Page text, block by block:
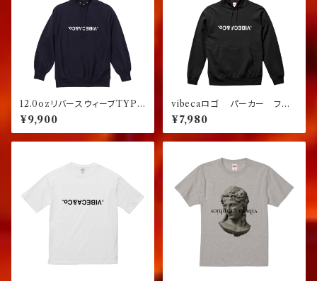
12.0ozリバースウィーブTYPE
プルオーバーパーカー ネイビ
ー
¥9,900
vibecaロゴ パーカー フー
ディー
¥7,980